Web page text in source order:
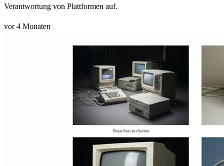
Verantwortung von Plattformen auf.
vor 4 Monaten